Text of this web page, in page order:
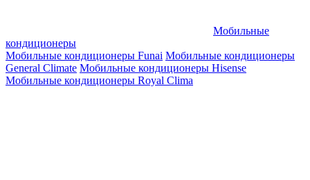
Мобильные
кондиционеры
Мобильные кондиционеры Funai Мобильные кондиционеры
General Climate Мобильные кондиционеры Hisense
Мобильные кондиционеры Royal Clima